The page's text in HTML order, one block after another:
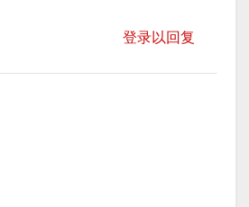
登录以回复